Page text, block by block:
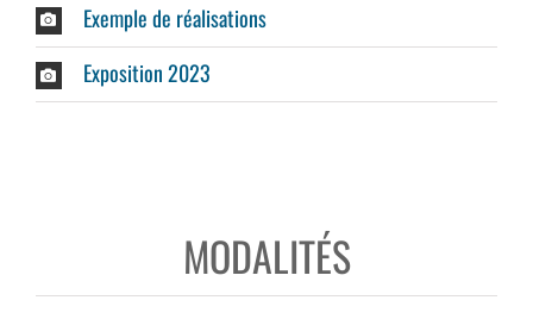
Exemple de réalisations
Exposition 2023
MODALITÉS